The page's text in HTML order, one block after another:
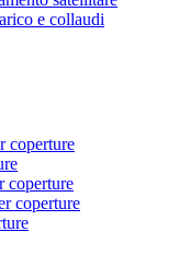
e collaudi
coperture
coperture
coperture